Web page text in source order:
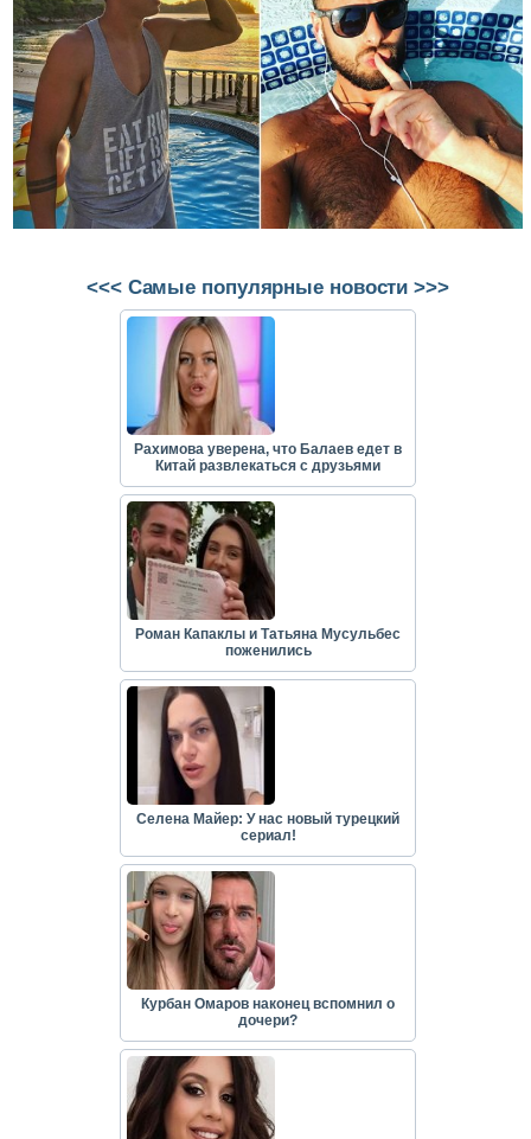
<<< Самые популярные новости >>>
Рахимова уверена, что Балаев едет в
Китай развлекаться с друзьями
Роман Капаклы и Татьяна Мусульбес
поженились
Селена Майер: У нас новый турецкий
сериал!
Курбан Омаров наконец вспомнил о
дочери?